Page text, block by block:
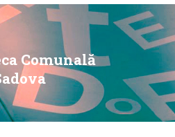
Comunală
DE
ȘI